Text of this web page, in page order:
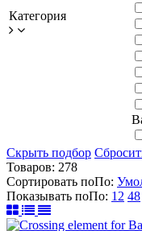
Категория
Скрыть подбор
Товаров: 278
Сортировать поПо:
Показывать поПо: 12 48